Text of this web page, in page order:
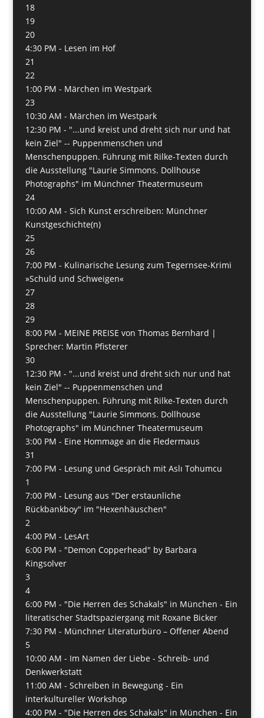
18
19
20
4:30 PM - Lesen im Hof
21
22
1:00 PM - Märchen im Westpark
23
10:30 AM - Märchen im Westpark
12:30 PM - "...und kreist und dreht sich nur und hat
kein Ziel" -- Puppenmenschen und
Menschenpuppen. Führung mit Rilke-Texten durch
die Ausstellung "Laurie Simmons. Dollhouse
Photographs" im Münchner Theatermuseum
24
10:00 AM - Sich Kunst erschreiben: Münchner
Kunstgeschichte(n)
25
26
7:00 PM - Kulinarische Lesung zum Tegernsee-Krimi
»Schuld und Schweigen«
27
28
29
8:00 PM - MEINE PREISE von Thomas Bernhard |
Sprecher: Martin Pfisterer
30
12:30 PM - "...und kreist und dreht sich nur und hat
kein Ziel" -- Puppenmenschen und
Menschenpuppen. Führung mit Rilke-Texten durch
die Ausstellung "Laurie Simmons. Dollhouse
Photographs" im Münchner Theatermuseum
3:00 PM - Eine Hommage an die Fledermaus
31
7:00 PM - Lesung und Gespräch mit Aslı Tohumcu
1
7:00 PM - Lesung aus "Der erstaunliche
Rückbankboy" im "Hexenhäuschen"
2
4:00 PM - LesArt
6:00 PM - "Demon Copperhead" by Barbara
Kingsolver
3
4
6:00 PM - "Die Herren des Schakals" in München - Ein
literatischer Stadtspaziergang mit Roxane Bicker
7:30 PM - Münchner Literaturbüro – Offener Abend
5
10:00 AM - Im Namen der Liebe - Schreib- und
Denkwerkstatt
11:00 AM - Schreiben in Bewegung - Ein
interkultureller Workshop
4:00 PM - "Die Herren des Schakals" in München - Ein